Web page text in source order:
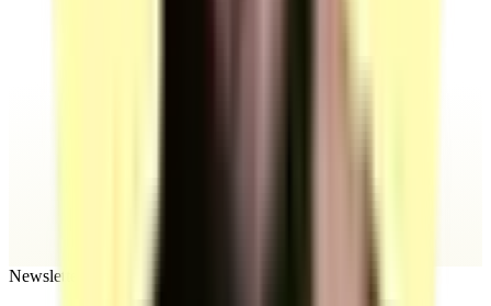
Newsletter